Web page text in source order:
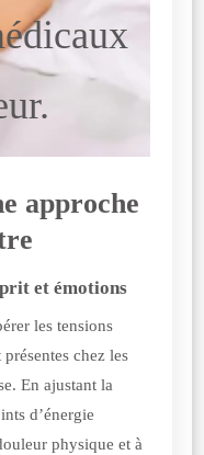
approche
et émotions
les tensions
chez les
En ajustant la
d’énergie
physique et à